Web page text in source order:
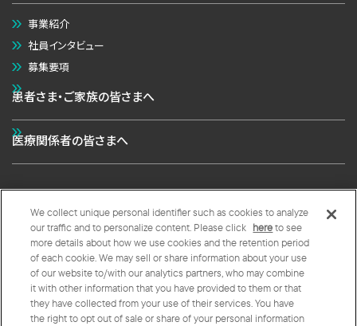
事業紹介
社員インタビュー
募集要項
患者さま・ご家族の皆さまへ
医療関係者の皆さまへ
個人情報の取扱いについて クッキーポリシー
クッキープリファレンス
Copyright © 太陽ファルマ株式会社 All Rights Reserved.
We collect unique personal identifier such as cookies to analyze
our traffic and to personalize content. Please click hereto see
more details about how we use cookies and the retention period
of each cookie. We may sell or share information about your use
of our website to/with our analytics partners, who may combine
it with other information that you have provided to them or that
they have collected from your use of their services. You have
the right to opt out of sale or share of your personal information